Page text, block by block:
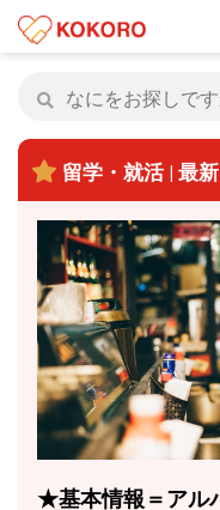
留学・就活 | 最
★基本情報＝アル